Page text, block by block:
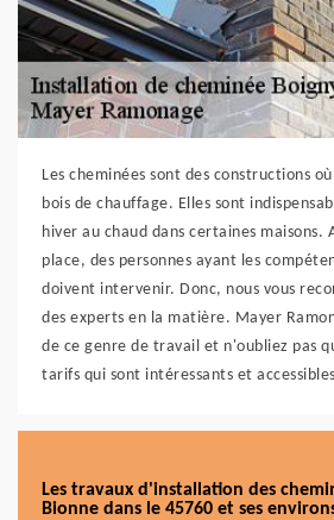
Les cheminées sont des constructions
bois de chauffage. Elles sont
hiver au chaud dans certaines maisons.
place, des personnes ayant les
doivent intervenir. Donc, nous vous
des experts en la matière. Mayer
de ce genre de travail et n'oubliez pas
tarifs qui sont intéressants et
Les travaux d'installation des
Bionne dans le 45760 et ses